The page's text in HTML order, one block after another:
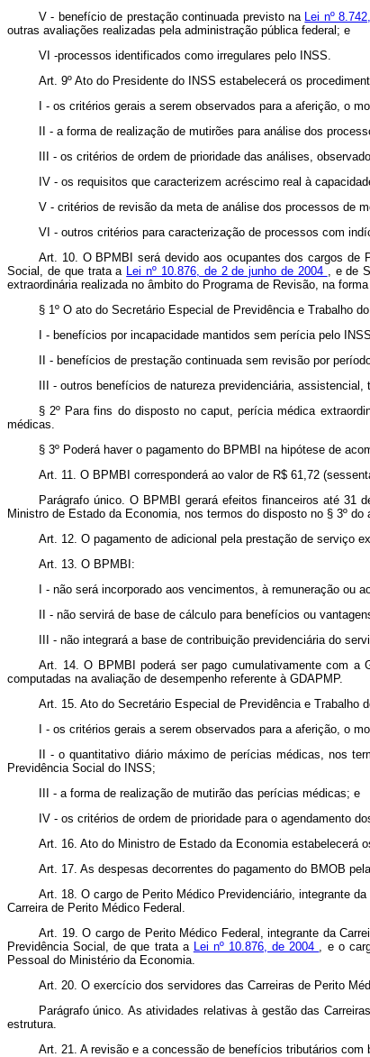
V - benefício de prestação continuada previsto na Lei nº
outras avaliações realizadas pela administração pública federal; e
VI -processos identificados como irregulares pelo INSS.
Art. 9º Ato do Presidente do INSS estabelecerá os
I - os critérios gerais a serem observados para a aferição, o
II - a forma de realização de mutirões para análise dos
III - os critérios de ordem de prioridade das análises,
IV - os requisitos que caracterizem acréscimo real à
V - critérios de revisão da meta de análise dos processos de
VI - outros critérios para caracterização de processos com
Art. 10. O BPMBI será devido aos ocupantes dos cargos de
Social, de que trata a Lei nº 10.876, de 2 de junho de 2004 , e de
extraordinária realizada no âmbito do Programa de Revisão, na
§ 1º O ato do Secretário Especial de Previdência e Trabalho
I - benefícios por incapacidade mantidos sem perícia pelo
II - benefícios de prestação continuada sem revisão por
III - outros benefícios de natureza previdenciária,
§ 2º Para fins do disposto no caput, perícia médica
médicas.
§ 3º Poderá haver o pagamento do BPMBI na hipótese de
Art. 11. O BPMBI corresponderá ao valor de R$ 61,72
Parágrafo único. O BPMBI gerará efeitos financeiros até 31
Ministro de Estado da Economia, nos termos do disposto no § 3º do
Art. 12. O pagamento de adicional pela prestação de serviço
Art. 13. O BPMBI:
I - não será incorporado aos vencimentos, à remuneração ou
II - não servirá de base de cálculo para benefícios ou
III - não integrará a base de contribuição previdenciária do
Art. 14. O BPMBI poderá ser pago cumulativamente com a
computadas na avaliação de desempenho referente à GDAPMP.
Art. 15. Ato do Secretário Especial de Previdência e Trabalho
I - os critérios gerais a serem observados para a aferição, o
II - o quantitativo diário máximo de perícias médicas, nos
Previdência Social do INSS;
III - a forma de realização de mutirão das perícias médicas; e
IV - os critérios de ordem de prioridade para o agendamento
Art. 16. Ato do Ministro de Estado da Economia estabelecerá
Art. 17. As despesas decorrentes do pagamento do BMOB
Art. 18. O cargo de Perito Médico Previdenciário, integrante
Carreira de Perito Médico Federal.
Art. 19. O cargo de Perito Médico Federal, integrante da
Previdência Social, de que trata a Lei nº 10.876, de 2004 , e o
Pessoal do Ministério da Economia.
Art. 20. O exercício dos servidores das Carreiras de Perito
Parágrafo único. As atividades relativas à gestão das
estrutura.
Art. 21. A revisão e a concessão de benefícios tributários